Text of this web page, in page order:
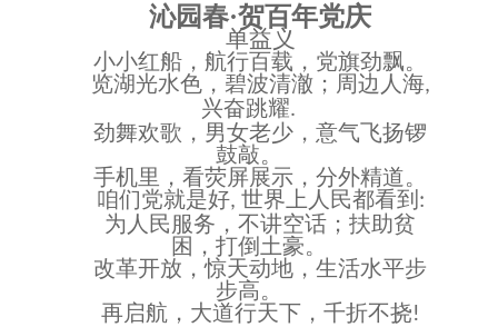
沁园春·贺百年党庆
单益义
小小红船，航行百载，党旗劲飘。
览湖光水色，碧波清澈；周边人海,
兴奋跳耀.
劲舞欢歌，男女老少，意气飞扬锣
鼓敲。
手机里，看荧屏展示，分外精道。
咱们党就是好, 世界上人民都看到 :
为人民服务，不讲空话；扶助贫
困，打倒土豪。
改革开放，惊天动地，生活水平步
步高。
再启航，大道行天下，千折不挠!